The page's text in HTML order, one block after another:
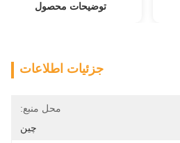
توضیحات محصول
جزئیات اطلاعات
محل منبع:
چین